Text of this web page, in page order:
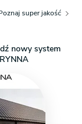
super jakość
nowy system